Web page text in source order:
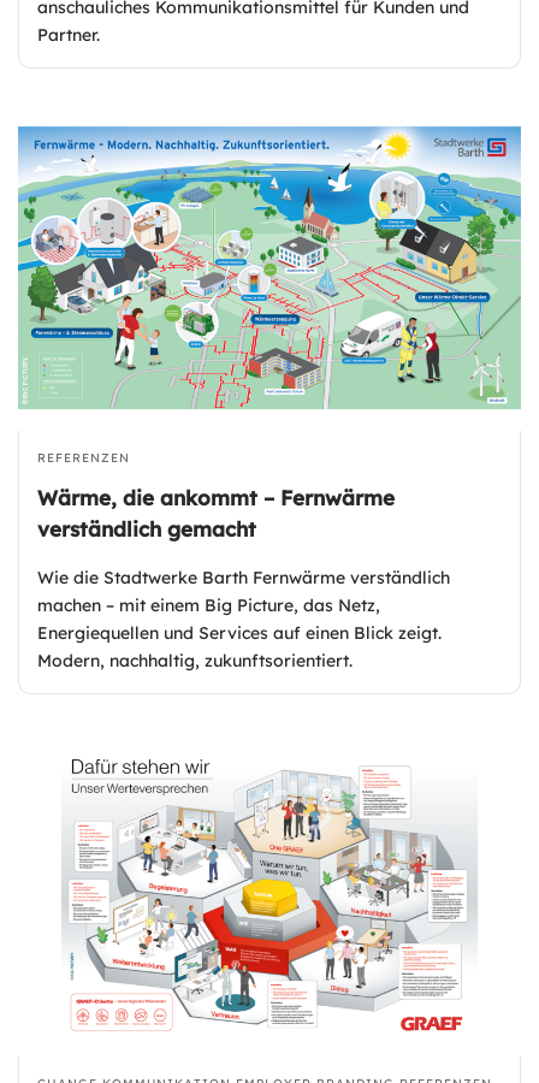
anschauliches Kommunikationsmittel für Kunden und
Partner.
REFERENZEN
Wärme, die ankommt – Fernwärme
verständlich gemacht
Wie die Stadtwerke Barth Fernwärme verständlich
machen – mit einem Big Picture, das Netz,
Energiequellen und Services auf einen Blick zeigt.
Modern, nachhaltig, zukunftsorientiert.